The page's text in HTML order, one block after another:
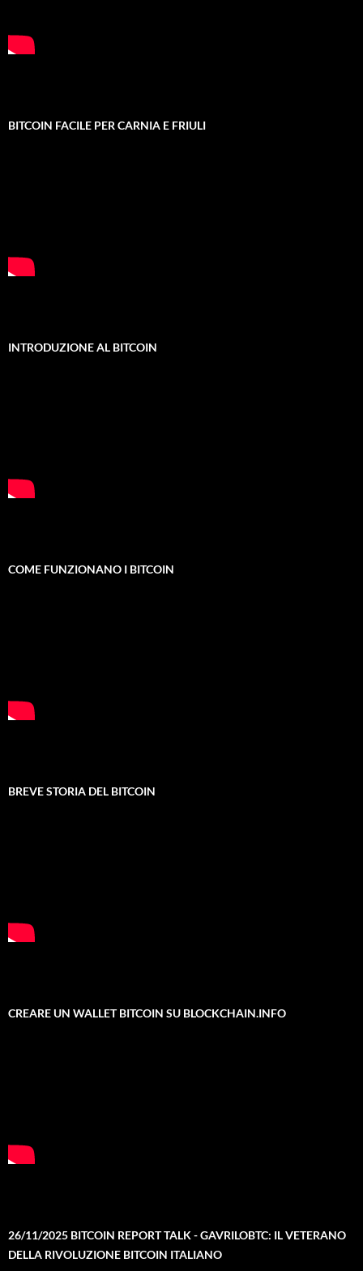
BITCOIN FACILE PER CARNIA E FRIULI
INTRODUZIONE AL BITCOIN
COME FUNZIONANO I BITCOIN
BREVE STORIA DEL BITCOIN
CREARE UN WALLET BITCOIN SU BLOCKCHAIN.INFO
26/11/2025 BITCOIN REPORT TALK - GAVRILOBTC: IL VETERANO
DELLA RIVOLUZIONE BITCOIN ITALIANO